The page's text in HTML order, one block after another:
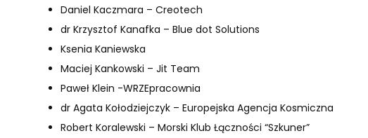
Daniel Kaczmara – Creotech
dr Krzysztof Kanafka – Blue dot Solutions
Ksenia Kaniewska
Maciej Kankowski – Jit Team
Paweł Klein -WRZEpracownia
dr Agata Kołodziejczyk – Europejska Agencja Kosmiczna
Robert Koralewski – Morski Klub Łączności “Szkuner”